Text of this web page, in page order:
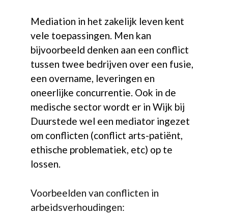
Mediation in het zakelijk leven kent
vele toepassingen. Men kan
bijvoorbeeld denken aan een conflict
tussen twee bedrijven over een fusie,
een overname, leveringen en
oneerlijke concurrentie. Ook in de
medische sector wordt er in Wijk bij
Duurstede wel een mediator ingezet
om conflicten (conflict arts-patiënt,
ethische problematiek, etc) op te
lossen.
Voorbeelden van conflicten in
arbeidsverhoudingen: